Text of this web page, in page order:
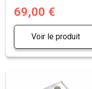
69,00 €
Voir le produit